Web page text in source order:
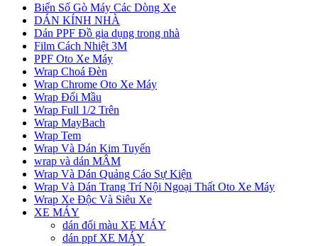
Biển Số Gò Máy Các Dòng Xe
DÁN KÍNH NHÀ
Dán PPF Đồ gia dụng trong nhà
Film Cách Nhiệt 3M
PPF Oto Xe Máy
Wrap Choá Đèn
Wrap Chrome Oto Xe Máy
Wrap Đổi Mầu
Wrap Full 1/2 Trên
Wrap MayBach
Wrap Tem
Wrap Và Dán Kim Tuyến
wrap và dán MÂM
Wrap Và Dán Quảng Cáo Sự Kiện
Wrap Và Dán Trang Trí Nội Ngoại Thất Oto Xe Máy
Wrap Xe Độc Và Siêu Xe
XE MÁY
dán đổi màu XE MÁY
dán ppf XE MÁY